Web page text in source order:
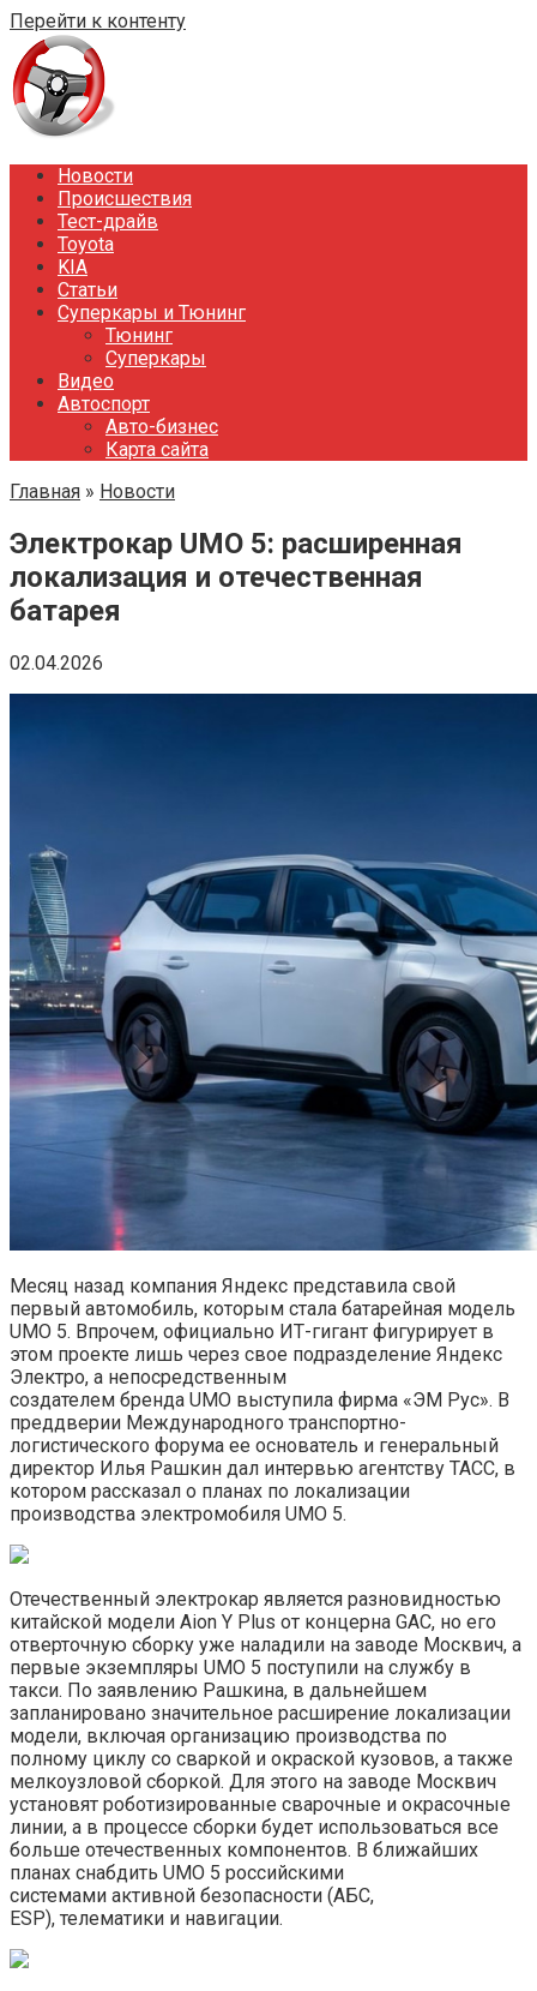
Перейти к контенту
Новости
Происшествия
Тест-драйв
Toyota
KIA
Статьи
Суперкары и Тюнинг
Тюнинг
Суперкары
Видео
Автоспорт
Авто-бизнес
Карта сайта
Главная » Новости
Электрокар UMO 5: расширенная
локализация и отечественная
батарея
02.04.2026
Месяц назад компания Яндекс представила свой
первый автомобиль, которым стала батарейная модель
UMO 5. Впрочем, официально ИТ-гигант фигурирует в
этом проекте лишь через свое подразделение Яндекс
Электро, а непосредственным
создателем бренда UMO выступила фирма «ЭМ Рус». В
преддверии Международного транспортно-
логистического форума ее основатель и генеральный
директор Илья Рашкин дал интервью агентству ТАСС, в
котором рассказал о планах по локализации
производства электромобиля UMO 5.
Отечественный электрокар является разновидностью
китайской модели Aion Y Plus от концерна GAC, но его
отверточную сборку уже наладили на заводе Москвич, а
первые экземпляры UMO 5 поступили на службу в
такси. По заявлению Рашкина, в дальнейшем
запланировано значительное расширение локализации
модели, включая организацию производства по
полному циклу со сваркой и окраской кузовов, а также
мелкоузловой сборкой. Для этого на заводе Москвич
установят роботизированные сварочные и окрасочные
линии, а в процессе сборки будет использоваться все
больше отечественных компонентов. В ближайших
планах снабдить UMO 5 российскими
системами активной безопасности (AБС,
ESP), телематики и навигации.